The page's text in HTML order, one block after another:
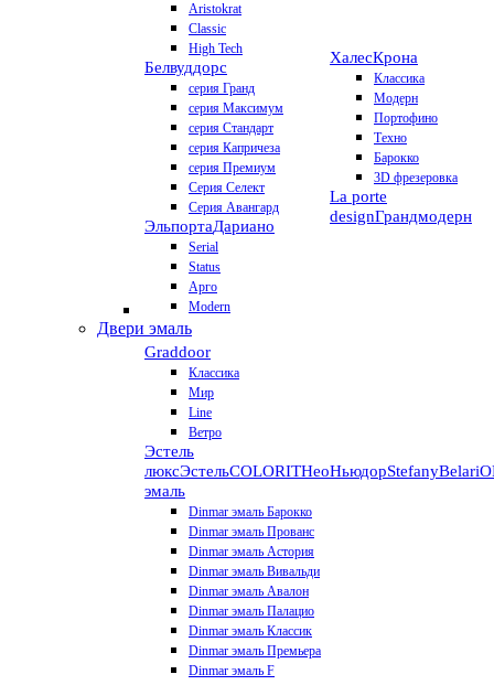
Aristokrat
Classic
High Tech
Белвуддорс
серия Гранд
серия Максимум
серия Стандарт
серия Капричеза
серия Премиум
Серия Селект
Серия Авангард
ЭльпортаДариано
Serial
Status
Арго
Modern
ХалесКрона
Классика
Модерн
Портофино
Техно
Барокко
3D фрезеровка
La porte
designГрандмодерн
Двери эмаль
Graddoor
Классика
Мир
Line
Ветро
Эстель
люксЭстельCOLORITНеоНьюдорStefanyBelari
эмаль
Dinmar эмаль Барокко
Dinmar эмаль Прованс
Dinmar эмаль Астория
Dinmar эмаль Вивальди
Dinmar эмаль Авалон
Dinmar эмаль Палацио
Dinmar эмаль Классик
Dinmar эмаль Премьера
Dinmar эмаль F